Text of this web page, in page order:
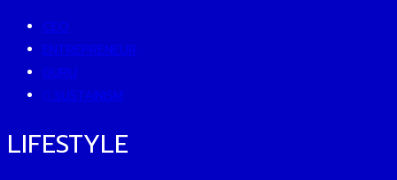
CEO
ENTREPRENEUR
GURU
SUSTAINISM
LIFESTYLE